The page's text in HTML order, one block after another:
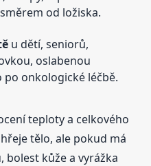
od ložiska.
u dětí, seniorů,
oslabenou
onkologické léčbě.
teploty a celkového
tělo, ale pokud má
bolest kůže a vyrážka